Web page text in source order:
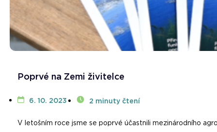
Poprvé na Zemi živitelce
6. 10. 2023 2 minuty čtení
V letošním roce jsme se poprvé účastnili mezinárodního